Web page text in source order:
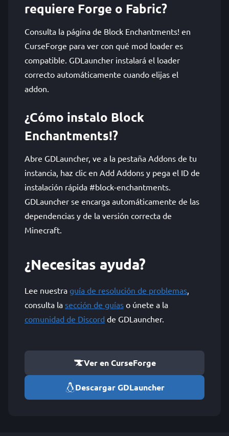
requiere Forge o Fabric?
Consulta la página de Block Enchantments! en
CurseForge para ver con qué mod loader es
compatible. GDLauncher instalará el loader
correcto automáticamente cuando elijas el
addon.
¿Cómo instalo Block
Enchantments!?
Abre GDLauncher, ve a la pestaña Addons de tu
instancia, haz clic en Add Addons y pega el ID de
instalación rápida #block-enchantments.
GDLauncher se encarga automáticamente de las
dependencias y de la versión correcta de
Minecraft.
¿Necesitas ayuda?
Lee nuestra guía de resolución de problemas,
consulta la sección de guías o únete a la
comunidad de Discord de GDLauncher.
Ver en CurseForge
Descargar GDLauncher